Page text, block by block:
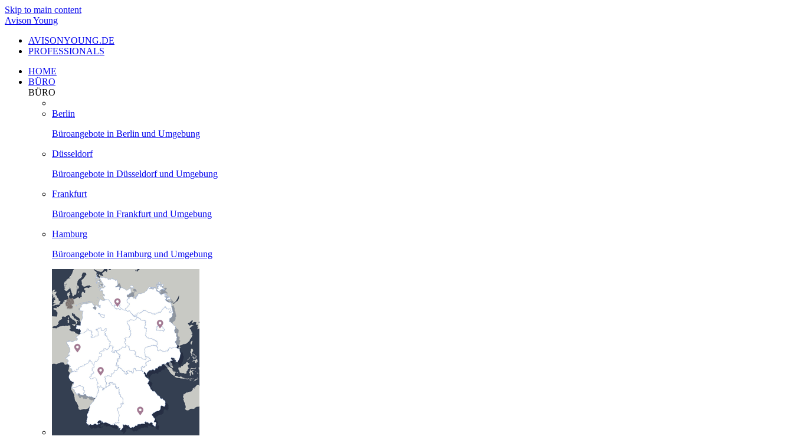
Skip to main content
Avison Young
AVISONYOUNG.DE
PROFESSIONALS
HOME
BÜRO
BÜRO
Berlin
Büroangebote in Berlin und Umgebung
Düsseldorf
Büroangebote in Düsseldorf und Umgebung
Frankfurt
Büroangebote in Frankfurt und Umgebung
Hamburg
Büroangebote in Hamburg und Umgebung